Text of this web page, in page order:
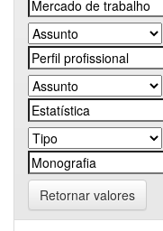
Retornar valores